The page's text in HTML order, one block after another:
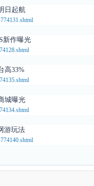
日起航
新作曝光
高33%
城曝光
游玩法